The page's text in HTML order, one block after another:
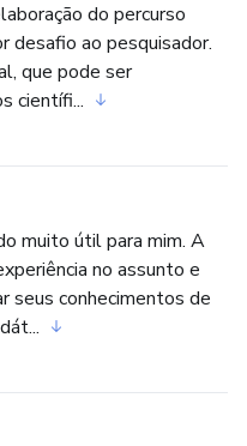
do percurso
desafio ao pesquisador.
que pode ser
científi...
muito útil para mim. A
no assunto e
seus conhecimentos de